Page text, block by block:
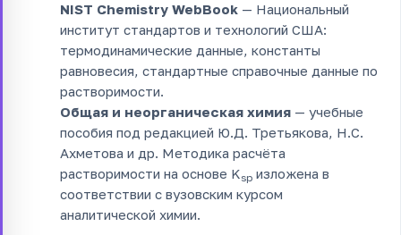
NIST Chemistry WebBook — Национальный
институт стандартов и технологий США:
термодинамические данные, константы
равновесия, стандартные справочные данные по
растворимости.
Общая и неорганическая химия — учебные
пособия под редакцией Ю.Д. Третьякова, Н.С.
Ахметова и др. Методика расчёта
растворимости на основе Ksp изложена в
соответствии с вузовским курсом
аналитической химии.